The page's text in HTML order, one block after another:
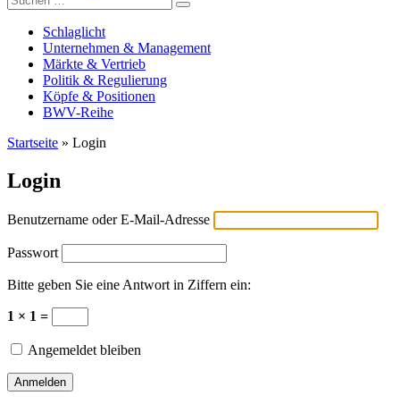
Versicherungswirtschaft-heute
nach:
Schlaglicht
Unternehmen & Management
Märkte & Vertrieb
Politik & Regulierung
Köpfe & Positionen
BWV-Reihe
Startseite » Login
Login
Benutzername oder E-Mail-Adresse
Passwort
Bitte geben Sie eine Antwort in Ziffern ein:
1 × 1 =
Angemeldet bleiben